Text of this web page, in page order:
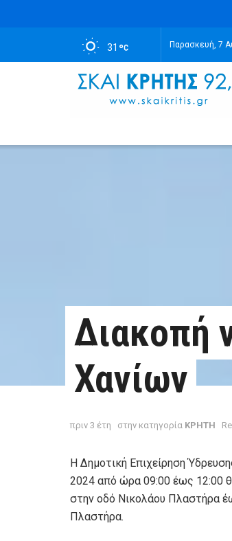
31 Παρασκευή, 7
Διακοπή
Χανίων
πριν 3 έτη στην κατηγορία ΚΡΗΤΗ
Η Δημοτική Επιχείρηση
2024 από ώρα 09:00 έως 12:00
στην οδό Νικολάου Πλαστήρα
Πλαστήρα.